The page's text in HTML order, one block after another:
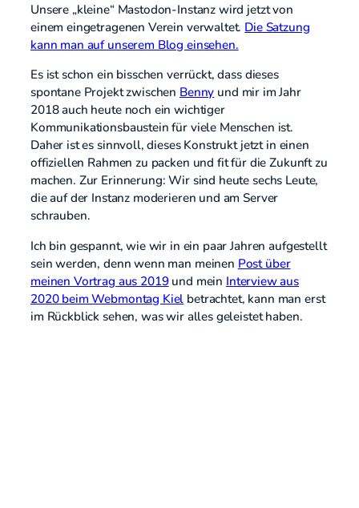
Unsere „kleine“ Mastodon-Instanz wird jetzt von
einem eingetragenen Verein verwaltet. Die Satzung
kann man auf unserem Blog einsehen.
Es ist schon ein bisschen verrückt, dass dieses
spontane Projekt zwischen Benny und mir im Jahr
2018 auch heute noch ein wichtiger
Kommunikationsbaustein für viele Menschen ist.
Daher ist es sinnvoll, dieses Konstrukt jetzt in einen
offiziellen Rahmen zu packen und fit für die Zukunft zu
machen. Zur Erinnerung: Wir sind heute sechs Leute,
die auf der Instanz moderieren und am Server
schrauben.
Ich bin gespannt, wie wir in ein paar Jahren aufgestellt
sein werden, denn wenn man meinen Post über
meinen Vortrag aus 2019und mein Interview aus
2020 beim Webmontag Kiel betrachtet, kann man erst
im Rückblick sehen, was wir alles geleistet haben.